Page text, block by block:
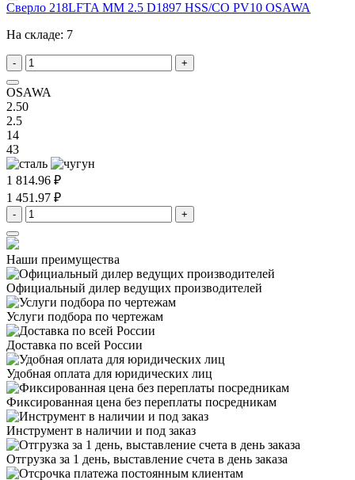
Сверло 218LFTA MM 2.5 D1897 HSS/CO PV10 OSAWA
На складе: 7
- +
OSAWA
2.50
2.5
14
43
1 814.96 ₽
1 451.97 ₽
- +
Наши преимущества
Официальный дилер ведущих производителей
Услуги подбора по чертежам
Доставка по всей России
Удобная оплата для юридических лиц
Фиксированная цена без переплаты посредникам
Инструмент в наличии и под заказ
Отгрузка за 1 день, выставление счета в день заказа